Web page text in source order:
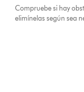
Compruebe si hay
elimínelas según sea